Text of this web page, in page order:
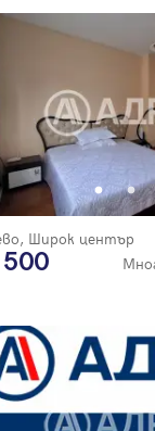
Широк център